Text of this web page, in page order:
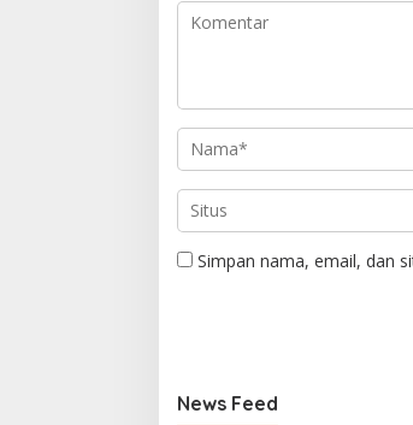
Simpan nama, email, dan
News Feed